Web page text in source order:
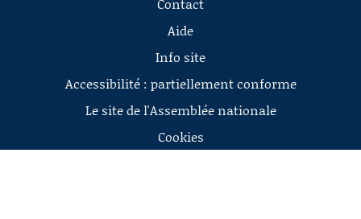
Aide
Info site
Accessibilité : partiellement conforme
Le site de l'Assemblée nationale
Cookies